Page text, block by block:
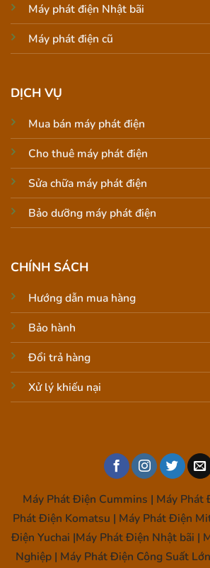
Máy phát điện Nhật bãi
Máy phát điện cũ
DỊCH VỤ
Mua bán máy phát điện
Cho thuê máy phát điện
Sửa chữa máy phát điện
Bảo dưỡng máy phát điện
CHÍNH SÁCH
Hướng dẫn mua hàng
Bảo hành
Đổi trả hàng
Xử lý khiếu nại
Máy Phát Điện Cummins | Máy Phát
Phát Điện Komatsu | Máy Phát Điện
Điện Yuchai |Máy Phát Điện Nhật bãi |
Nghiệp | Máy Phát Điện Công Suất